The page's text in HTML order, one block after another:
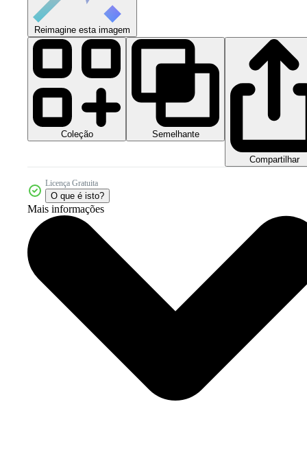
Reimagine esta imagem
Coleção Semelhante
Compartilhar
Licença Gratuita
O que é isto?
Mais informações